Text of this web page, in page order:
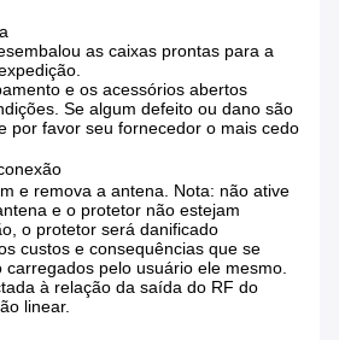
as caixas prontas para a
e os acessórios abertos
Se algum defeito ou dano são
por favor seu fornecedor o mais cedo
e remova a antena. Nota: não ative
e o protetor não estejam
o protetor será danificado
custos e consequências que se
pelo usuário ele mesmo.
à relação da saída do RF do
linear.